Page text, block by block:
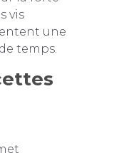
vis
une
temps.